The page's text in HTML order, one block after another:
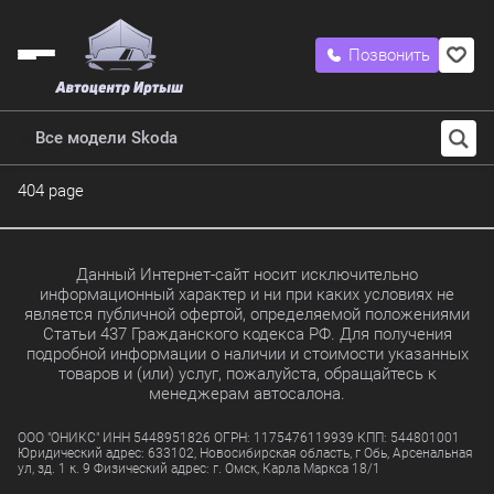
Позвонить
Все модели Skoda
404 page
Данный Интернет-сайт носит исключительно
информационный характер и ни при каких условиях не
является публичной офертой, определяемой положениями
Статьи 437 Гражданского кодекса РФ. Для получения
подробной информации о наличии и стоимости указанных
товаров и (или) услуг, пожалуйста, обращайтесь к
менеджерам автосалона.
ООО "ОНИКС" ИНН 5448951826 ОГРН: 1175476119939 КПП: 544801001
Юридический адрес: 633102, Новосибирская область, г Обь, Арсенальная
ул, зд. 1 к. 9 Физический адрес: г. Омск, Карла Маркса 18/1